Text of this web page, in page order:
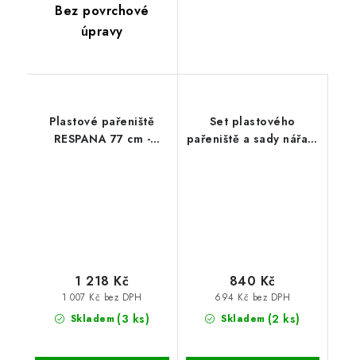
Bez povrchové
úpravy
Plastové pařeniště
RESPANA 77 cm -
Skladem (3 ks)
1 007 Kč bez DPH
1 218 Kč
Set plastového
pařeniště a sady nářadí
Skladem (2 ks)
694 Kč bez DPH
840 Kč